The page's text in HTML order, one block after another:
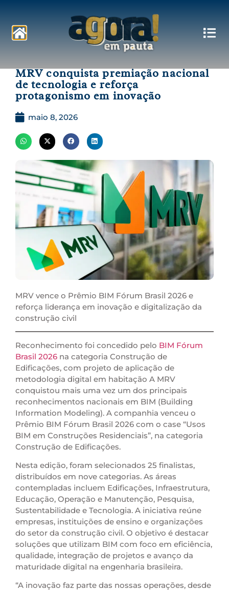
MRV conquista premiação nacional
de tecnologia e reforça
protagonismo em inovação
maio 8, 2026
MRV vence o Prêmio BIM Fórum Brasil 2026 e
reforça liderança em inovação e digitalização da
construção civil
Reconhecimento foi concedido pelo BIM Fórum
Brasil 2026 na categoria Construção de
Edificações, com projeto de aplicação de
metodologia digital em habitação A MRV
conquistou mais uma vez um dos principais
reconhecimentos nacionais em BIM (Building
Information Modeling). A companhia venceu o
Prêmio BIM Fórum Brasil 2026 com o case “Usos
BIM em Construções Residenciais”, na categoria
Construção de Edificações.
Nesta edição, foram selecionados 25 finalistas,
distribuídos em nove categorias. As áreas
contempladas incluem Edificações, Infraestrutura,
Educação, Operação e Manutenção, Pesquisa,
Sustentabilidade e Tecnologia. A iniciativa reúne
empresas, instituições de ensino e organizações
do setor da construção civil. O objetivo é destacar
soluções que utilizam BIM com foco em eficiência,
qualidade, integração de projetos e avanço da
maturidade digital na engenharia brasileira.
“A inovação faz parte das nossas operações, desde